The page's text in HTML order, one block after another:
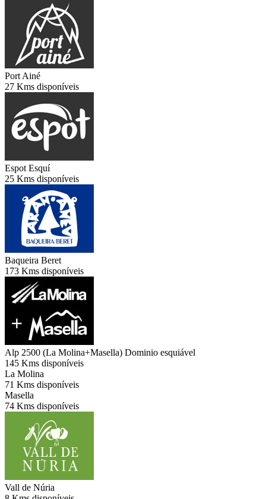
Port Ainé
27 Kms disponíveis
Espot Esquí
25 Kms disponíveis
Baqueira Beret
173 Kms disponíveis
Alp 2500 (La Molina+Masella) Dominio esquiável
145 Kms disponíveis
La Molina
71 Kms disponíveis
Masella
74 Kms disponíveis
Vall de Núria